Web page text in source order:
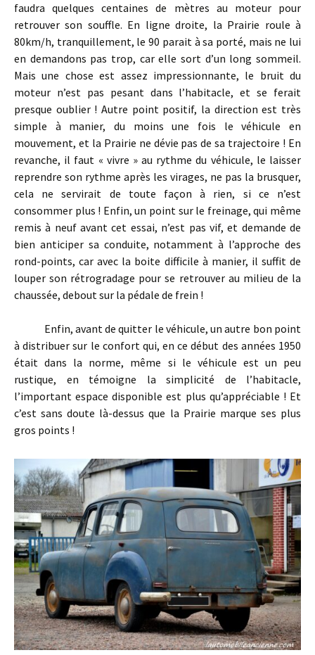
faudra quelques centaines de mètres au moteur pour
retrouver son souffle. En ligne droite, la Prairie roule à
80km/h, tranquillement, le 90 parait à sa porté, mais ne lui
en demandons pas trop, car elle sort d’un long sommeil.
Mais une chose est assez impressionnante, le bruit du
moteur n’est pas pesant dans l’habitacle, et se ferait
presque oublier ! Autre point positif, la direction est très
simple à manier, du moins une fois le véhicule en
mouvement, et la Prairie ne dévie pas de sa trajectoire ! En
revanche, il faut « vivre » au rythme du véhicule, le laisser
reprendre son rythme après les virages, ne pas la brusquer,
cela ne servirait de toute façon à rien, si ce n’est
consommer plus ! Enfin, un point sur le freinage, qui même
remis à neuf avant cet essai, n’est pas vif, et demande de
bien anticiper sa conduite, notamment à l’approche des
rond-points, car avec la boite difficile à manier, il suffit de
louper son rétrogradage pour se retrouver au milieu de la
chaussée, debout sur la pédale de frein !
Enfin, avant de quitter le véhicule, un autre bon point
à distribuer sur le confort qui, en ce début des années 1950
était dans la norme, même si le véhicule est un peu
rustique, en témoigne la simplicité de l’habitacle,
l’important espace disponible est plus qu’appréciable ! Et
c’est sans doute là-dessus que la Prairie marque ses plus
gros points !